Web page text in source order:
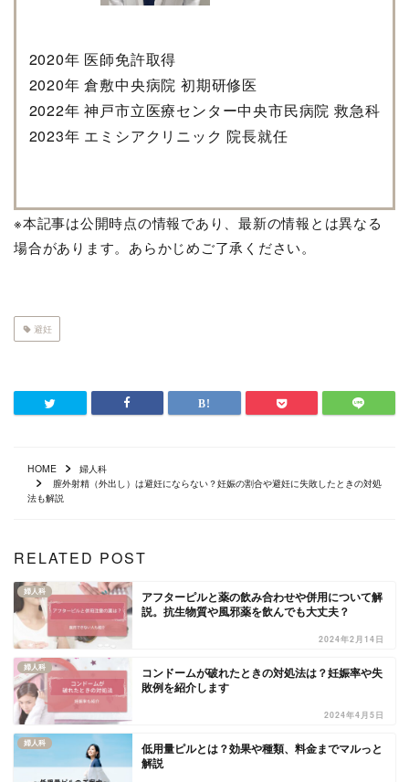
2020年 医師免許取得
2020年 倉敷中央病院 初期研修医
2022年 神戸市立医療センター中央市民病院 救急科
2023年 エミシアクリニック 院長就任
※本記事は公開時点の情報であり、最新の情報とは異なる
場合があります。あらかじめご了承ください。
避妊
HOME
婦人科
膣外射精（外出し）は避妊にならない？妊娠の割合や避妊に失敗したときの対処
法も解説
RELATED POST
婦人科
アフターピルと薬の飲み合わせや併用について解
説。抗生物質や風邪薬を飲んでも大丈夫？
2024年2月14日
婦人科
コンドームが破れたときの対処法は？妊娠率や失
敗例を紹介します
2024年4月5日
婦人科
低用量ピルとは？効果や種類、料金までマルっと
解説